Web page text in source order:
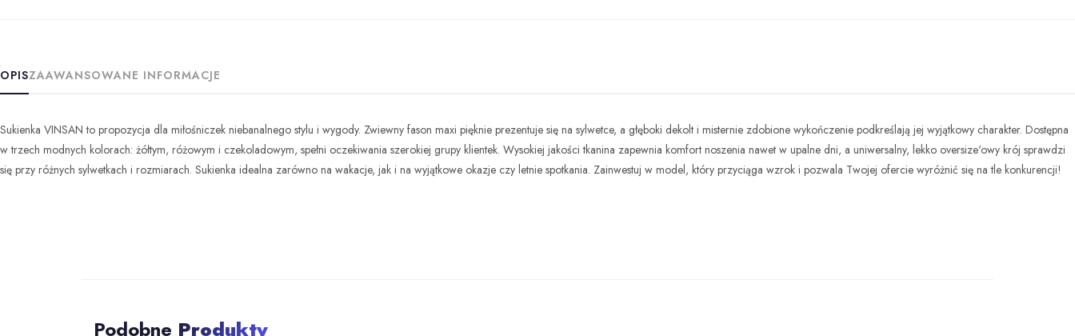
OPISZAAWANSOWANE INFORMACJE
Sukienka VINSAN to propozycja dla miłośniczek niebanalnego stylu i wygody. Zwiewny fason maxi pięknie prezentuje się na sylwetce, a głęboki dekolt i misternie zdobione wykończenie podkreślają jej wyjątkowy charakter. Dostępna
w trzech modnych kolorach: żółtym, różowym i czekoladowym, spełni oczekiwania szerokiej grupy klientek. Wysokiej jakości tkanina zapewnia komfort noszenia nawet w upalne dni, a uniwersalny, lekko oversize'owy krój sprawdzi
się przy różnych sylwetkach i rozmiarach. Sukienka idealna zarówno na wakacje, jak i na wyjątkowe okazje czy letnie spotkania. Zainwestuj w model, który przyciąga wzrok i pozwala Twojej ofercie wyróżnić się na tle konkurencji!
Podobne Produkty